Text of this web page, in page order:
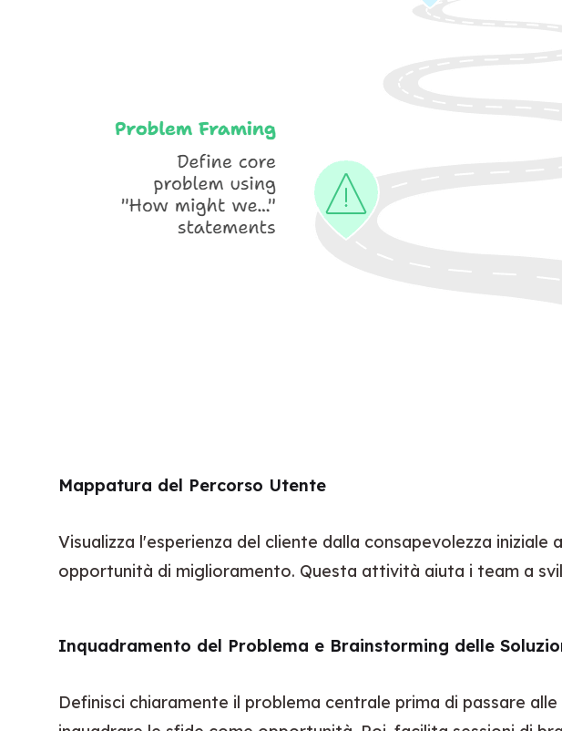
Mappatura del Percorso Utente
Visualizza l'esperienza del cliente dalla consapevolezza
opportunità di miglioramento. Questa attività aiuta i team a
Inquadramento del Problema e Brainstorming delle
Definisci chiaramente il problema centrale prima di passare